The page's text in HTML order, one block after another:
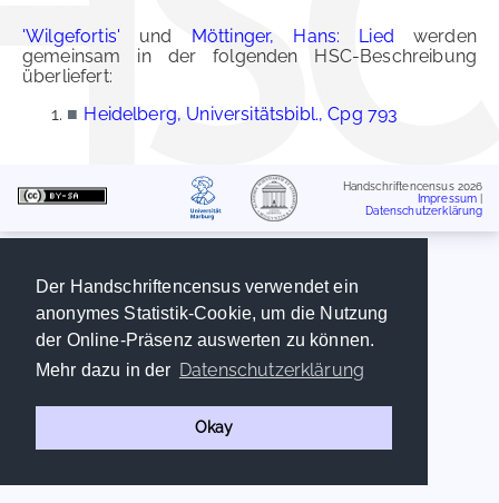
Der Handschriftencensus verwendet ein
anonymes Statistik-Cookie, um die Nutzung
der Online-Präsenz auswerten zu können.
Mehr dazu in der Datenschutzerklärung
Okay
'Wilgefortis' und Möttinger, Hans: Lied werden
gemeinsam in der folgenden HSC-Beschreibung
überliefert:
■ Heidelberg, Universitätsbibl., Cpg 793
Handschriftencensus 2026
Impressum
Datenschutzerklärung